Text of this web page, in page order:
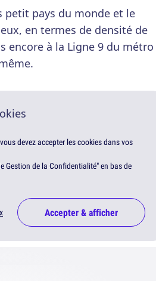
petit pays du monde et le
en termes de densité de
encore à la Ligne 9 du métro
devez accepter les cookies dans vos
Gestion de la Confidentialité" en bas de
Accepter & afficher